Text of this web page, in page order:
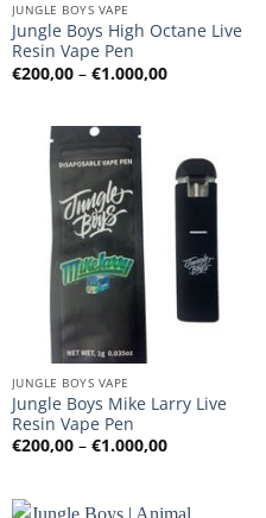
JUNGLE BOYS VAPE
Jungle Boys High Octane Live
Resin Vape Pen
€200,00 – €1.000,00
€200,00
JUNGLE BOYS VAPE
Jungle Boys Mike Larry Live
Resin Vape Pen
€200,00 – €1.000,00